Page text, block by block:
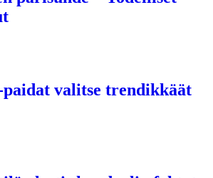
valitse trendikkäät